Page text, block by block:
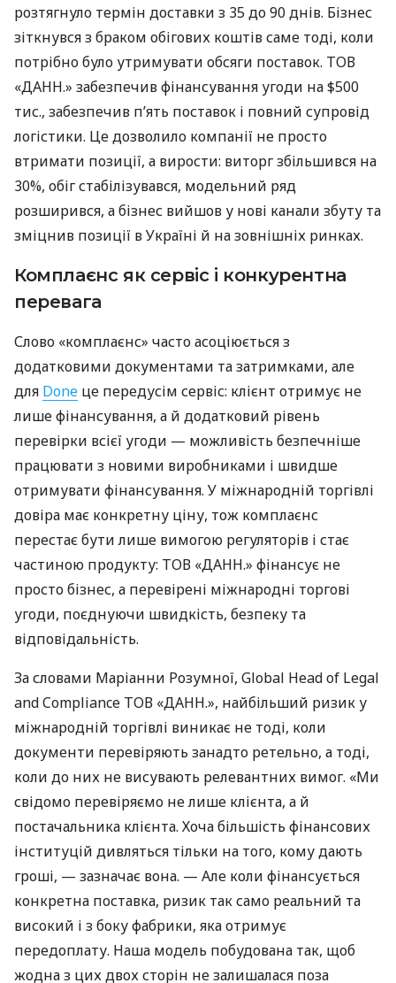
розтягнуло термін доставки з 35 до 90 днів. Бізнес
зіткнувся з браком обігових коштів саме тоді, коли
потрібно було утримувати обсяги поставок. ТОВ
«ДАНН.» забезпечив фінансування угоди на $500
тис., забезпечив п’ять поставок і повний супровід
логістики. Це дозволило компанії не просто
втримати позиції, а вирости: виторг збільшився на
30%, обіг стабілізувався, модельний ряд
розширився, а бізнес вийшов у нові канали збуту та
зміцнив позиції в Україні й на зовнішніх ринках.
Комплаєнс як сервіс і конкурентна
перевага
Слово «комплаєнс» часто асоціюється з
додатковими документами та затримками, але
для Done це передусім сервіс: клієнт отримує не
лише фінансування, а й додатковий рівень
перевірки всієї угоди — можливість безпечніше
працювати з новими виробниками і швидше
отримувати фінансування. У міжнародній торгівлі
довіра має конкретну ціну, тож комплаєнс
перестає бути лише вимогою регуляторів і стає
частиною продукту: ТОВ «ДАНН.» фінансує не
просто бізнес, а перевірені міжнародні торгові
угоди, поєднуючи швидкість, безпеку та
відповідальність.
За словами Маріанни Розумної, Global Head of Legal
and Compliance ТОВ «ДАНН.», найбільший ризик у
міжнародній торгівлі виникає не тоді, коли
документи перевіряють занадто ретельно, а тоді,
коли до них не висувають релевантних вимог. «Ми
свідомо перевіряємо не лише клієнта, а й
постачальника клієнта. Хоча більшість фінансових
інституцій дивляться тільки на того, кому дають
гроші, — зазначає вона. — Але коли фінансується
конкретна поставка, ризик так само реальний та
високий і з боку фабрики, яка отримує
передоплату. Наша модель побудована так, щоб
жодна з цих двох сторін не залишалася поза